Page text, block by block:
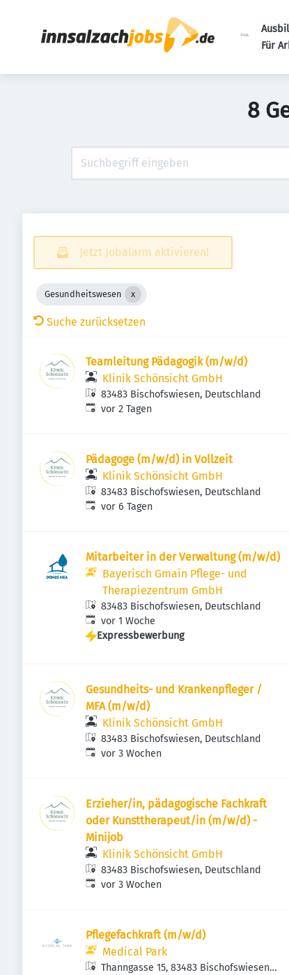
Für
8
Jetzt Jobalarm aktivieren!
Gesundheitswesen
Suche zurücksetzen
Teamleitung Pädagogik (m/w/d)
Klinik Schönsicht GmbH
83483 Bischofswiesen, Deutschland
Veröffentlicht:
vor 2 Tagen
Pädagoge (m/w/d) in Vollzeit
Klinik Schönsicht GmbH
83483 Bischofswiesen, Deutschland
Veröffentlicht:
vor 6 Tagen
Mitarbeiter in der Verwaltung (m/w/d)
Bayerisch Gmain Pflege- und
Therapiezentrum GmbH
83483 Bischofswiesen, Deutschland
Veröffentlicht:
vor 1 Woche
Expressbewerbung
Gesundheits- und Krankenpfleger /
MFA (m/w/d)
Klinik Schönsicht GmbH
83483 Bischofswiesen, Deutschland
Veröffentlicht:
vor 3 Wochen
Erzieher/in, pädagogische Fachkraft
oder Kunsttherapeut/in (m/w/d) -
Minijob
Klinik Schönsicht GmbH
83483 Bischofswiesen, Deutschland
Veröffentlicht:
vor 3 Wochen
Pflegefachkraft (m/w/d)
Medical Park
Thanngasse 15, 83483 Bischofswiesen,